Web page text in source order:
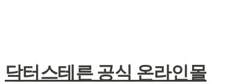
닥터스테른 공식 온라인몰